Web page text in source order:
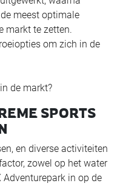
meest optimale
markt te zetten.
om zich in de
de markt?
SPORTS
en diverse activiteiten
zowel op het water
in op de